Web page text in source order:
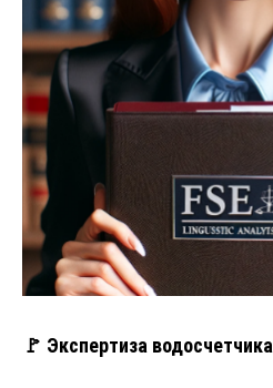
🚩 Экспертиза водосчетчика